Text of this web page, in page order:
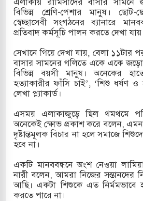
বিভিন্ন খাতে সৌদির বিনিয়োগের আহবান
ছাত্রদল ও ছাত্রলীগের আচরণ
পথে ইসরায়েলীরা,হাতছাড়ার ঝুঁকিতে
মুক্তির দাবিতে পাকিস্তানজুড়ে পিটিআইয়ের আজ
কোরিয়ার ক্ষেপণাস্ত্র ইউনিট মোতায়েন করা হয়েছে:
বিভিন্ন শ্রেণি-পেশার মানুষ।
স্বেচ্ছাসেবী সংগঠনের ব্যানারে
প্রতিবাদ কর্মসূচি পালন করতে দেখা যায়
সেখানে গিয়ে দেখা যায়, বেলা ১১টার
বাসার সামনের গলিতে একে একে
বিভিন্ন বয়সী মানুষ। অনেকের
হত্যাকারীর ফাঁসি চাই’, ‘শিশু ধর্ষণ ও
লেখা প্ল্যাকার্ড।
এসময় এলাকাজুড়ে ছিল থমথমে
অনেকেই ক্ষোভ প্রকাশ করে বলেন, এমন
দৃষ্টান্তমূলক বিচার না হলে সমাজে
হবে না।
একটি মানববন্ধনে অংশ নেওয়া
নারী বলেন, আমরা নিজের সন্তানদের
আছি। একটা শিশুকে এত নির্মমভাবে
করতে পারে না।